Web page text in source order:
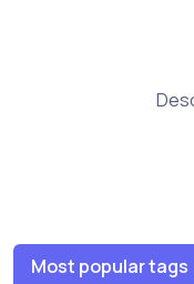
Most popular tags